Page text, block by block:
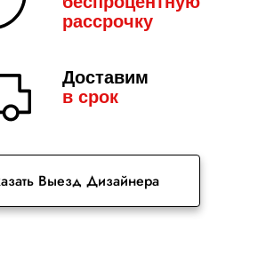
рассрочку
Доставим
в срок
Выезд Дизайнера